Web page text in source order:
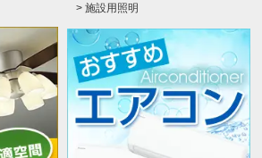
> 施設用照明